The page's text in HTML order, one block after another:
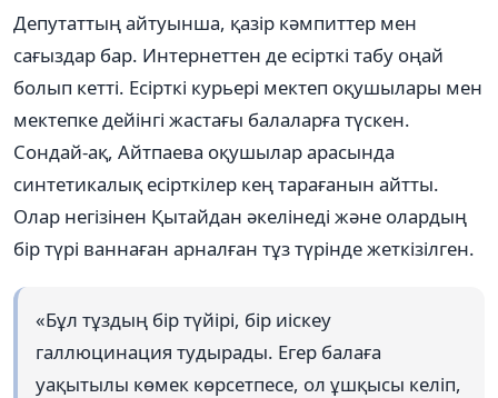
Депутаттың айтуынша, қазір кәмпиттер мен
сағыздар бар. Интернеттен де есірткі табу оңай
болып кетті. Есірткі курьері мектеп оқушылары мен
мектепке дейінгі жастағы балаларға түскен.
Сондай-ақ, Айтпаева оқушылар арасында
синтетикалық есірткілер кең тарағанын айтты.
Олар негізінен Қытайдан әкелінеді жəне олардың
бір түрі ваннаған арналған тұз түрінде жеткізілген.
«Бұл тұздың бір түйірі, бір иіскеу
галлюцинация тудырады. Егер балаға
уақытылы көмек көрсетпесе, ол ұшқысы келіп,